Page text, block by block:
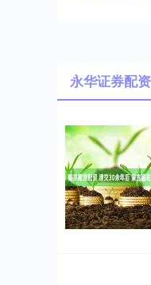
永华证券配